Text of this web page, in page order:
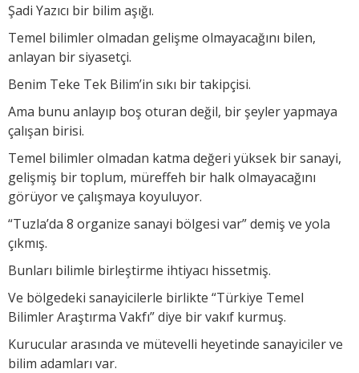
Şadi Yazıcı bir bilim aşığı.
Temel bilimler olmadan gelişme olmayacağını bilen,
anlayan bir siyasetçi.
Benim Teke Tek Bilim’in sıkı bir takipçisi.
Ama bunu anlayıp boş oturan değil, bir şeyler yapmaya
çalışan birisi.
Temel bilimler olmadan katma değeri yüksek bir sanayi,
gelişmiş bir toplum, müreffeh bir halk olmayacağını
görüyor ve çalışmaya koyuluyor.
“Tuzla’da 8 organize sanayi bölgesi var” demiş ve yola
çıkmış.
Bunları bilimle birleştirme ihtiyacı hissetmiş.
Ve bölgedeki sanayicilerle birlikte “Türkiye Temel
Bilimler Araştırma Vakfı” diye bir vakıf kurmuş.
Kurucular arasında ve mütevelli heyetinde sanayiciler ve
bilim adamları var.